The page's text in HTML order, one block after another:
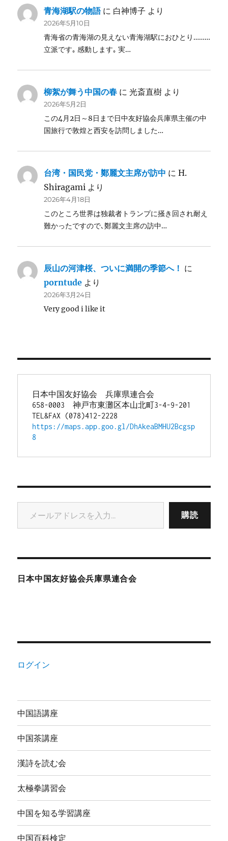
青海湖駅の物語に 白神博子 より
2026年5月10日
青海省の青海湖の見えない青海湖駅におひとり………
立派です｡ 感動します｡ 実…
柳絮が舞う中国の春 に光斎直樹 より
2026年5月2日
この4月2日～8日まで日中友好協会兵庫県主催の中
国旅行で敦煌と西安を訪問しました…
台湾・国民党・鄭麗文主席が訪中 にH.
Shiragami より
2026年4月18日
このところ世界は独裁者トランプに掻き回され耐え
難かったですので､鄭麗文主席の訪中…
辰山の河津桜、ついに満開の季節へ！ に
porntude より
2026年3月24日
Very good i like it
日本中国友好協会　兵庫県連合会
658-0003　神戸市東灘区本山北町3-4-9-201
TEL&FAX (078)412-2228
https://maps.app.goo.gl/DhAkeaBMHU2Bcgsp
8
メールアドレスを入力...
購読
日本中国友好協会兵庫県連合会
ログイン
中国語講座
中国茶講座
漢詩を読む会
太極拳講習会
中国を知る学習講座
中国百科検定